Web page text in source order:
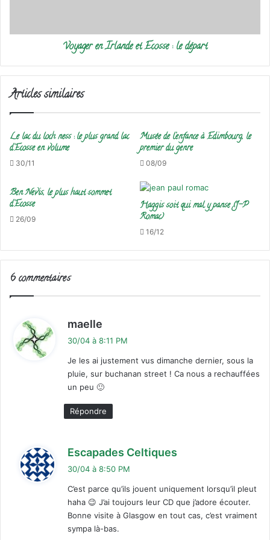
Voyager en Irlande et Ecosse : le départ
Articles similaires
Le lac du loch ness : le plus grand lac
d’Ecosse en volume
30/11
Musée de l’enfance à Edimbourg, le
premier du genre
08/09
Ben Nevis, le plus haut sommet
d’Ecosse
26/09
Haggis soit qui mal y panse (J-P
Romac)
16/12
6 commentaires
maelle
30/04 à 8:11 PM
Je les ai justement vus dimanche dernier, sous la
pluie, sur buchanan street ! Ca nous a rechauffées
un peu 🙂
Répondre
Escapades Celtiques
:
30/04 à 8:50 PM
C’est parce qu’ils jouent uniquement lorsqu’il pleut
haha 😉 J’ai toujours leur CD que j’adore écouter.
Bonne visite à Glasgow en tout cas, c’est vraiment
sympa là-bas.